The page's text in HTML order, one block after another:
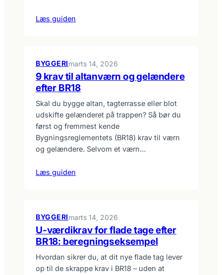
Læs guiden
BYGGERImarts 14, 2026
9 krav til altanværn og gelændere
efter BR18
Skal du bygge altan, tagterrasse eller blot
udskifte gelænderet på trappen? Så bør du
først og fremmest kende
Bygningsreglementets (BR18) krav til værn
og gelændere. Selvom et værn…
Læs guiden
BYGGERImarts 14, 2026
U-værdikrav for flade tage efter
BR18: beregningseksempel
Hvordan sikrer du, at dit nye flade tag lever
op til de skrappe krav i BR18 – uden at